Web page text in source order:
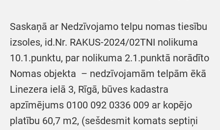
Saskaņā ar Nedzīvojamo telpu nomas tiesību
izsoles, id.Nr. RAKUS-2024/02TNI nolikuma
10.1.punktu, par nolikuma 2.1.punktā norādīto
Nomas objekta – nedzīvojamām telpām ēkā
Linezera ielā 3, Rīgā, būves kadastra
apzīmējums 0100 092 0336 009 ar kopējo
platību 60,7 m2, (sešdesmit komats septiņi